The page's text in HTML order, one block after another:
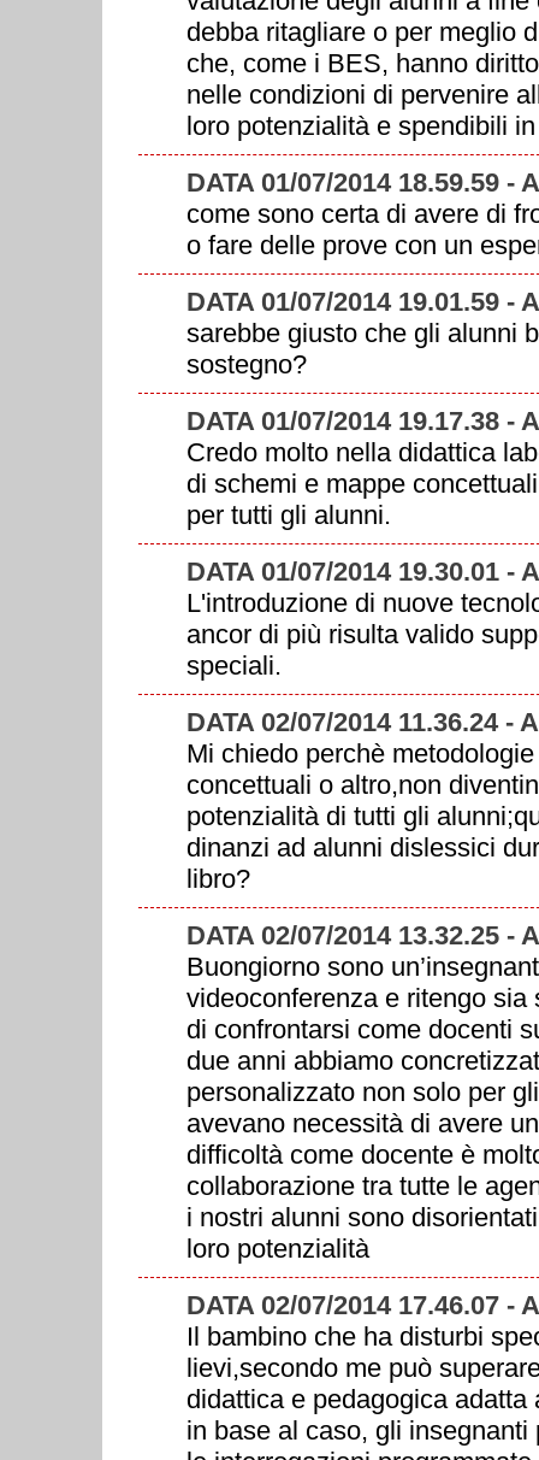
debba ritagliare o per meglio
che, come i BES, hanno
nelle condizioni di pervenire
loro potenzialità e spendibili
DATA 01/07/2014 18.59.59 -
come sono certa di avere di
o fare delle prove con un
DATA 01/07/2014 19.01.59 -
sarebbe giusto che gli alunni
sostegno?
DATA 01/07/2014 19.17.38 -
Credo molto nella didattica
di schemi e mappe
per tutti gli alunni.
DATA 01/07/2014 19.30.01 -
L'introduzione di nuove
ancor di più risulta valido
speciali.
DATA 02/07/2014 11.36.24 -
Mi chiedo perchè
concettuali o altro,non
potenzialità di tutti gli
dinanzi ad alunni dislessici
libro?
DATA 02/07/2014 13.32.25 -
Buongiorno sono
videoconferenza e ritengo
di confrontarsi come docenti
due anni abbiamo
personalizzato non solo per
avevano necessità di avere
difficoltà come docente è
collaborazione tra tutte le
i nostri alunni sono
loro potenzialità
DATA 02/07/2014 17.46.07 -
Il bambino che ha disturbi
lievi,secondo me può
didattica e pedagogica
in base al caso, gli